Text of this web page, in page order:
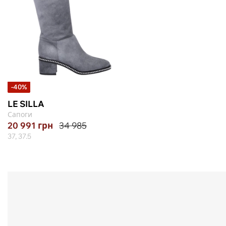
-40%
LE SILLA
Сапоги
20 991 грн 34 985
37, 37.5